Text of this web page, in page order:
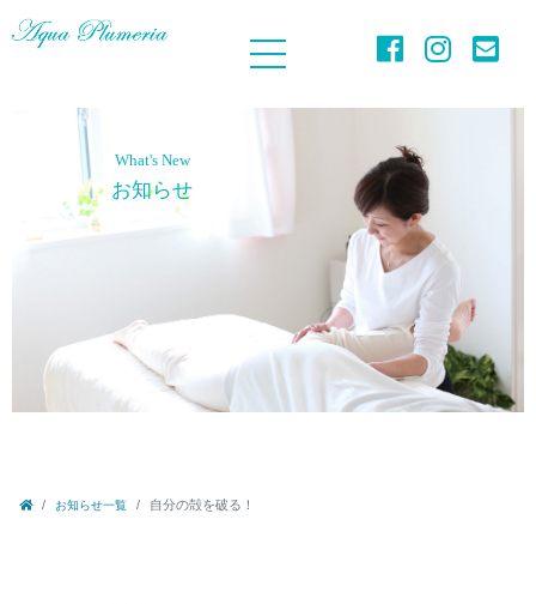
What's New
お知らせ
お知らせ一覧 自分の殻を破る！